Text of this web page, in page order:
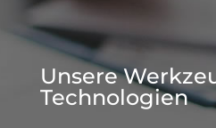
Unsere
Technologien